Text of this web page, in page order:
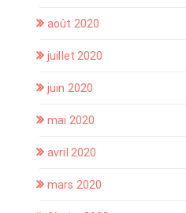
août 2020
juillet 2020
juin 2020
mai 2020
avril 2020
mars 2020